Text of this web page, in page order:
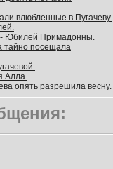
влюбленные в Пугачеву.
- Юбилей Примадонны.
тайно посещала
Алла.
опять разрешила весну.